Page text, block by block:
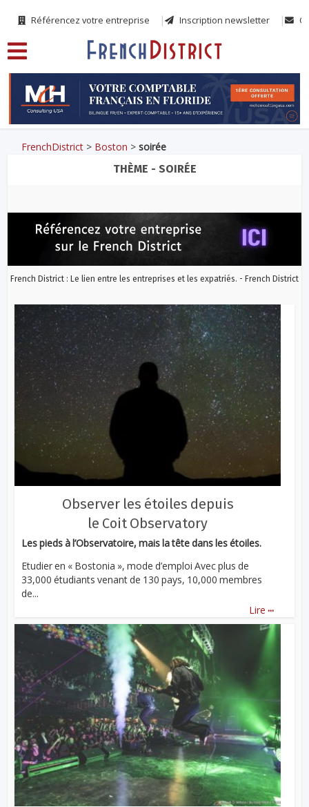
Référencez votre entreprise Inscription newsletter
FrenchDistrict > Boston >soirée
THÈME - SOIRÉE
French District : Le lien entre les entreprises et les expatriés. - French District
Observer les étoiles depuis
le Coit Observatory
Les pieds à l’Observatoire, mais la tête dans les étoiles.
Etudier en « Bostonia », mode d’emploi Avec plus de
33,000 étudiants venant de 130 pays, 10,000 membres
de...
Lire ...